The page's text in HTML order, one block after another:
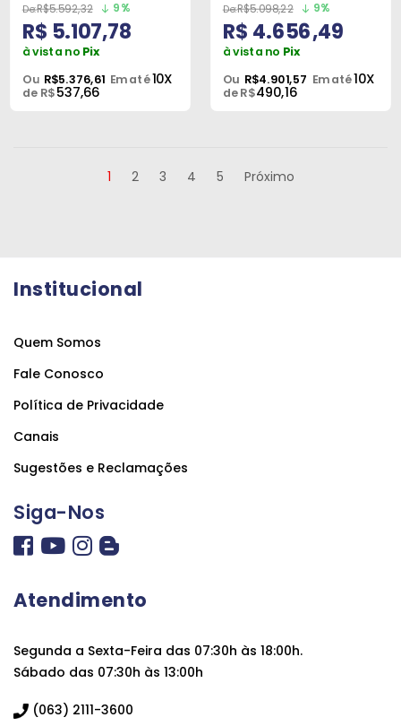
R$5.592,32 9%
R$ 5.107,78
à vista no Pix
Ou R$5.376,61 Em até10X
de R$537,66
R$5.098,22 9%
R$ 4.656,49
à vista no Pix
Ou R$4.901,57 Em até10X
de R$490,16
1 2 3 4 5 Próximo
Institucional
Quem Somos
Fale Conosco
Política de Privacidade
Canais
Sugestões e Reclamações
Siga-Nos
Atendimento
Segunda a Sexta-Feira das 07:30h às 18:00h.
Sábado das 07:30h às 13:00h
(063) 2111-3600